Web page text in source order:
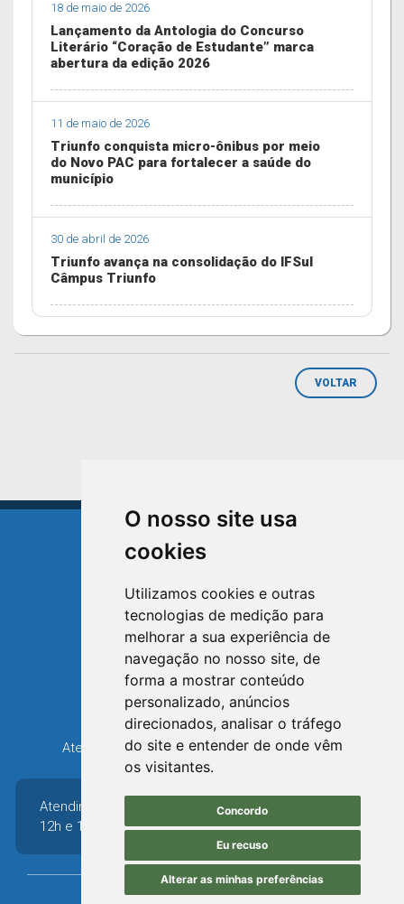
O nosso site usa
cookies
Utilizamos cookies e outras
tecnologias de medição para
melhorar a sua experiência de
navegação no nosso site, de
forma a mostrar conteúdo
personalizado, anúncios
direcionados, analisar o tráfego
do site e entender de onde vêm
os visitantes.
Concordo
Eu recuso
Alterar as minhas preferências
18 de maio de 2026
Lançamento da Antologia do Concurso
Literário “Coração de Estudante” marca
abertura da edição 2026
11 de maio de 2026
Triunfo conquista micro-ônibus por meio
do Novo PAC para fortalecer a saúde do
município
30 de abril de 2026
Triunfo avança na consolidação do IFSul
Câmpus Triunfo
VOLTAR
TRIUNFO
RIO GRANDE DO SUL
Avenida XV de Novembro, 15
Bairro Centro - Triunfo/RS
Telefone: (51) 3654-6308
Atendimento: 8h30 até 12h e 13h30 até 16h36
Atendimento: 8h30 até
12h e 13h30 até 16h36